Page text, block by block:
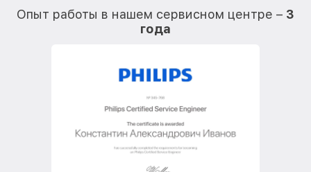
Опыт работы в нашем сервисном центре – 3
года